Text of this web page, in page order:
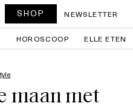
SHOP NEWSLETTER
HOROSCOOP ELLE ETEN
maan met